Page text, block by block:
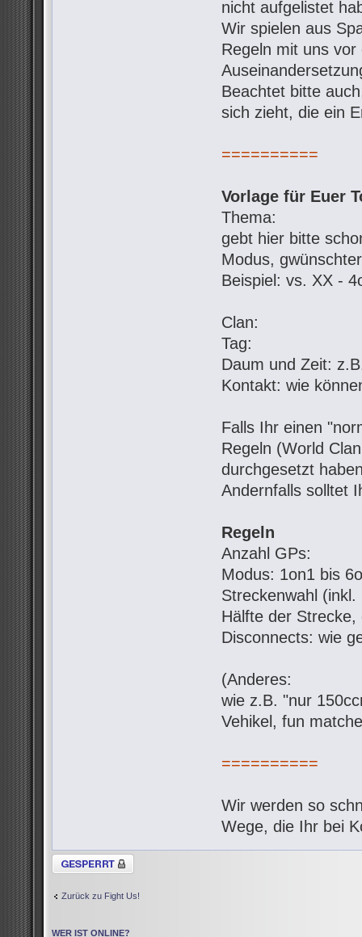
nicht aufgelistet
Wir spielen aus
Regeln mit uns
Beachtet bitte
sich zieht, die ein
==========
Vorlage für Euer
Thema:
gebt hier bitte
Modus,
Beispiel: vs. XX -
Clan:
Tag:
Daum und Zeit:
Kontakt: wie
Falls Ihr einen
Regeln (World
durchgesetzt
Andernfalls solltet
Regeln
Anzahl GPs:
Modus: 1on1 bis
Streckenwahl
Hälfte der
Disconnects: wie
(Anderes:
wie z.B. "nur
Vehikel, fun
==========
Wir werden so
Wege, die Ihr bei
Thema gesperrt
Zurück zu Fight Us!
WER IST ONLINE?